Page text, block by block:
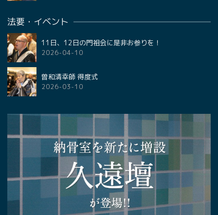
法要・イベント
11日、12日の門祖会に是非お参りを！
2026-04-10
曽和清幸師 得度式
2026-03-10